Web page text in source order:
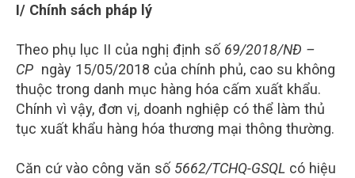
I/ Chính sách pháp lý
Theo phụ lục II của nghị định số 69/2018/NĐ –
CP ngày 15/05/2018 của chính phủ, cao su không
thuộc trong danh mục hàng hóa cấm xuất khẩu.
Chính vì vậy, đơn vị, doanh nghiệp có thể làm thủ
tục xuất khẩu hàng hóa thương mại thông thường.
Căn cứ vào công văn số 5662/TCHQ-GSQL có hiệu